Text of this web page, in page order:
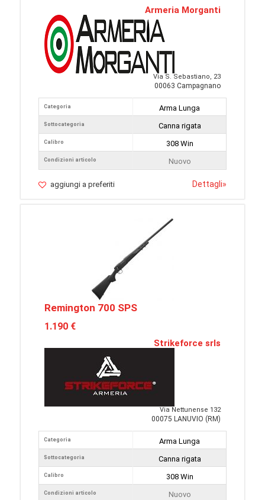
Armeria Morganti
Via S. Sebastiano, 23
00063 Campagnano
Categoria
Sottocategoria
Calibro
Condizioni articolo
Arma Lunga
Canna rigata
308 Win
Nuovo
aggiungi a preferiti Dettagli»
Remington 700 SPS
1.190 €
Strikeforce srls
Via Nettunense 132
00075 LANUVIO (RM)
Categoria
Sottocategoria
Calibro
Condizioni articolo
Arma Lunga
Canna rigata
308 Win
Nuovo